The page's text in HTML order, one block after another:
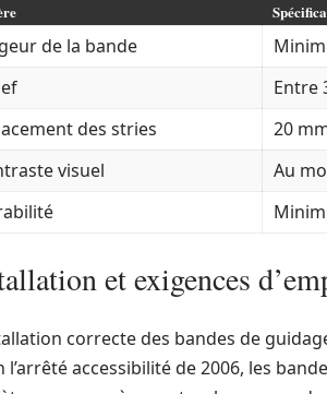
de la bande
Entre
des stries
20
visuel
Au
et exigences
correcte des bandes de
l’arrêté accessibilité de 2006, les